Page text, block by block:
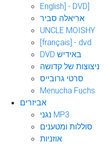
English] - DVD]
אריאלה סביר
UNCLE MOISHY
[français] - dvd
DVD באידיש
ניצוצות של קדושה
סרטי גרובייס
Menucha Fuchs
אביזרים
נגני MP3
סוללות ומטענים
אוזניות